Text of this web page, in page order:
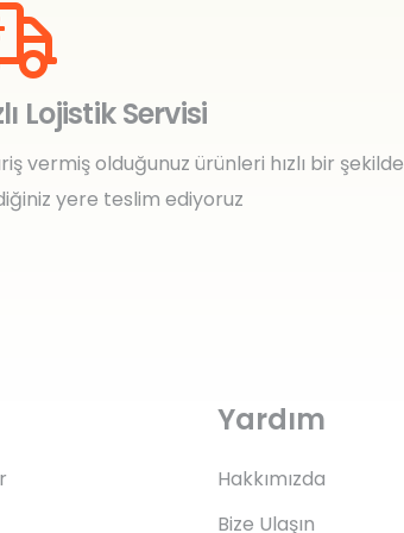
Lojistik Servisi
vermiş olduğunuz ürünleri hızlı bir şekilde
yere teslim ediyoruz
Yardım
Hakkımızda
Bize Ulaşın